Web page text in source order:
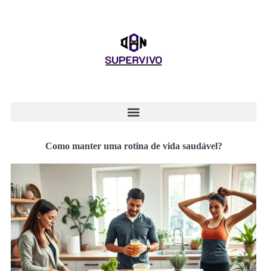
Como manter uma rotina de vida saudável?